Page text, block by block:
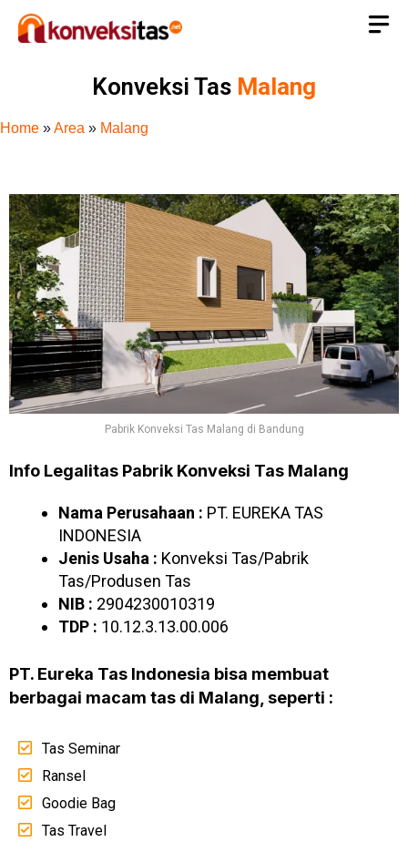
Konveksi Tas Malang
Home »Area » Malang
Pabrik Konveksi Tas Malang di Bandung
Info Legalitas Pabrik Konveksi Tas Malang
Nama Perusahaan : PT. EUREKA TAS
INDONESIA
Jenis Usaha : Konveksi Tas/Pabrik
Tas/Produsen Tas
NIB : 2904230010319
TDP : 10.12.3.13.00.006
PT. Eureka Tas Indonesia bisa membuat
berbagai macam tas di Malang, seperti :
Tas Seminar
Ransel
Goodie Bag
Tas Travel